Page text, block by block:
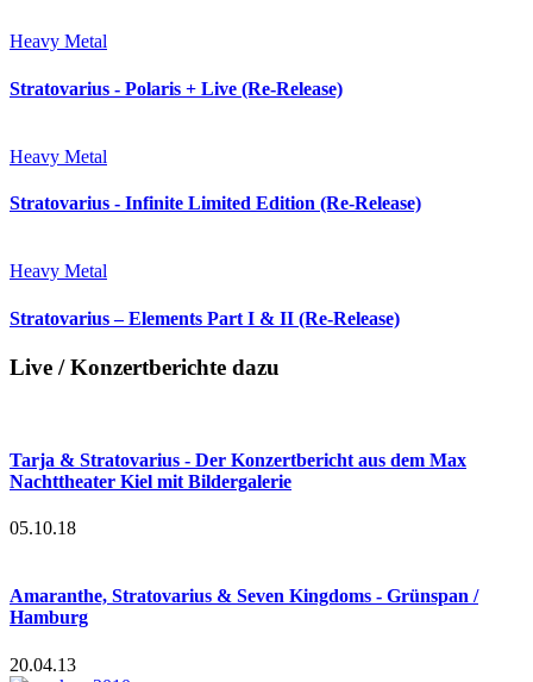
Heavy Metal
Stratovarius - Polaris + Live (Re-Release)
Heavy Metal
Stratovarius - Infinite Limited Edition (Re-Release)
Heavy Metal
Stratovarius – Elements Part I & II (Re-Release)
Live / Konzertberichte dazu
Tarja & Stratovarius - Der Konzertbericht aus dem Max
Nachttheater Kiel mit Bildergalerie
05.10.18
Amaranthe, Stratovarius & Seven Kingdoms - Grünspan /
Hamburg
20.04.13